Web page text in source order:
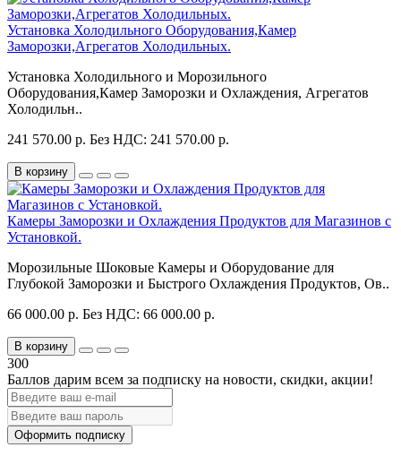
Установка Холодильного Оборудования,Камер
Заморозки,Агрегатов Холодильных.
Установка Холодильного и Морозильного
Оборудования,Камер Заморозки и Охлаждения, Агрегатов
Холодильн..
241 570.00 р. Без НДС: 241 570.00 р.
В корзину
Камеры Заморозки и Охлаждения Продуктов для Магазинов с
Установкой.
Морозильные Шоковые Камеры и Оборудование для
Глубокой Заморозки и Быстрого Охлаждения Продуктов, Ов..
66 000.00 р. Без НДС: 66 000.00 р.
В корзину
300
Баллов дарим всем за подписку на новости, скидки, акции!
Оформить подписку